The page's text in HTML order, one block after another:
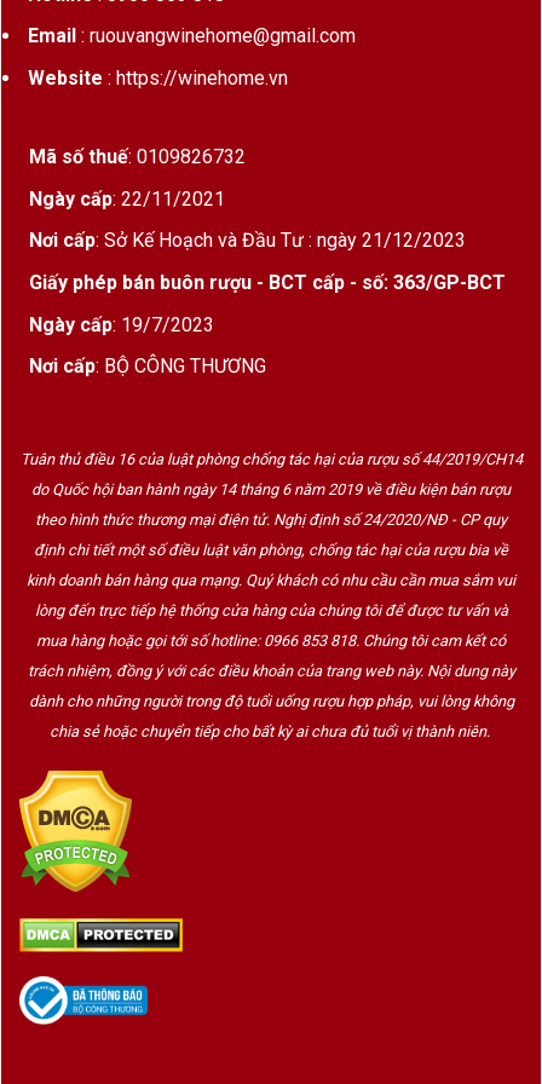
Vùng sản xuất và nguyên liệu nho
Languedoc-Roussillon:
chín mọng, hương vị đậm đà.
Gascony:
Lý tưởng cho các giống nho trắng tươi mát, thơm
hương hoa quả.
mở nhất tại miền Nam nước Pháp.
Syrah, Chardonnay, Colombard, Sauvignon Blanc…
Những thành tựu nổi bật của JP.Chenet
Thương hiệuvang Pháp xuất khẩu số 1 toàn cầu
Có mặt ở hơn160 quốc gia
Email : ruouvangwinehome@gmail.com
Website : https://winehome.vn
Mã số thuế: 0109826732
Ngày cấp: 22/11/2021
Nơi cấp: Sở Kế Hoạch và Đầu Tư : ngày 21/12/2023
Giấy phép bán buôn rượu - BCT cấp - số: 363/GP-BCT
Ngày cấp: 19/7/2023
Nơi cấp: BỘ CÔNG THƯƠNG
Tuân thủ điều 16 của luật phòng chống tác hại của rượu số 44/2019/CH14
do Quốc hội ban hành ngày 14 tháng 6 năm 2019 về điều kiện bán rượu
theo hình thức thương mại điện tử. Nghị định số 24/2020/NĐ - CP quy
định chi tiết một số điều luật văn phòng, chống tác hại của rượu bia về
kinh doanh bán hàng qua mạng. Quý khách có nhu cầu cần mua sắm vui
lòng đến trực tiếp hệ thống cửa hàng của chúng tôi để được tư vấn và
mua hàng hoặc gọi tới số hotline: 0966 853 818. Chúng tôi cam kết có
trách nhiệm, đồng ý với các điều khoản của trang web này. Nội dung này
dành cho những người trong độ tuổi uống rượu hợp pháp, vui lòng không
chia sẻ hoặc chuyển tiếp cho bất kỳ ai chưa đủ tuổi vị thành niên.